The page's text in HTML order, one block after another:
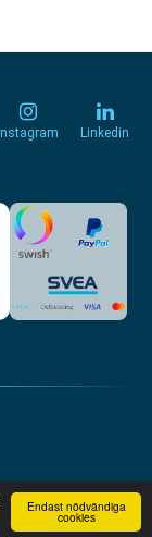
Endast nödvändiga
cookies
Instagram Linkedin